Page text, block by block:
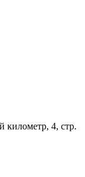
4, стр.